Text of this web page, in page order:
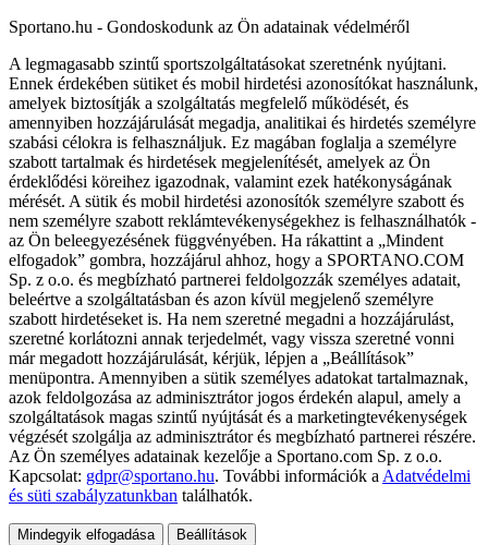
Sportano.hu - Gondoskodunk az Ön adatainak védelméről
A legmagasabb szintű sportszolgáltatásokat szeretnénk nyújtani.
Ennek érdekében sütiket és mobil hirdetési azonosítókat használunk,
amelyek biztosítják a szolgáltatás megfelelő működését, és
amennyiben hozzájárulását megadja, analitikai és hirdetés személyre
szabási célokra is felhasználjuk. Ez magában foglalja a személyre
szabott tartalmak és hirdetések megjelenítését, amelyek az Ön
érdeklődési köreihez igazodnak, valamint ezek hatékonyságának
mérését. A sütik és mobil hirdetési azonosítók személyre szabott és
nem személyre szabott reklámtevékenységekhez is felhasználhatók -
az Ön beleegyezésének függvényében. Ha rákattint a „Mindent
elfogadok” gombra, hozzájárul ahhoz, hogy a SPORTANO.COM
Sp. z o.o. és megbízható partnerei feldolgozzák személyes adatait,
beleértve a szolgáltatásban és azon kívül megjelenő személyre
szabott hirdetéseket is. Ha nem szeretné megadni a hozzájárulást,
szeretné korlátozni annak terjedelmét, vagy vissza szeretné vonni
már megadott hozzájárulását, kérjük, lépjen a „Beállítások”
menüpontra. Amennyiben a sütik személyes adatokat tartalmaznak,
azok feldolgozása az adminisztrátor jogos érdekén alapul, amely a
szolgáltatások magas szintű nyújtását és a marketingtevékenységek
végzését szolgálja az adminisztrátor és megbízható partnerei részére.
Az Ön személyes adatainak kezelője a Sportano.com Sp. z o.o.
Kapcsolat: gdpr@sportano.hu. További információk a Adatvédelmi
és süti szabályzatunkban találhatók.
Mindegyik elfogadása Beállítások